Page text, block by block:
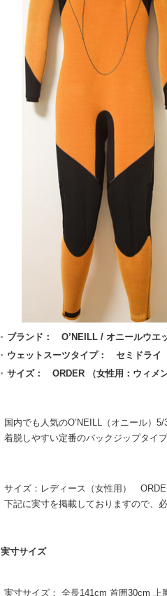
ブランド： O’NEILL / オニールウエ
ウェットスーツタイプ： セミドラ
サイズ： ORDER （女性用：ウィメン
国内でも人気のO’NEILL（オニール）
着脱しやすい定番のバックジップタイ
サイズ：レディース（女性用）
下記に実寸を掲載しておりますので、
実寸サイズ
実寸サイズ： 全長141cm 首囲30cm